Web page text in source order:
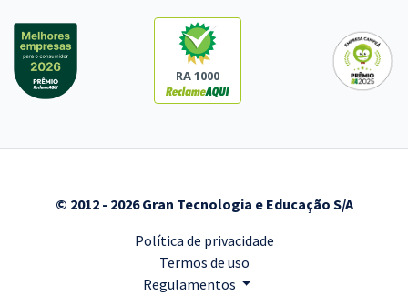
RA 1000
© 2012 - 2026 Gran Tecnologia e Educação S/A
Política de privacidade
Termos de uso
Regulamentos